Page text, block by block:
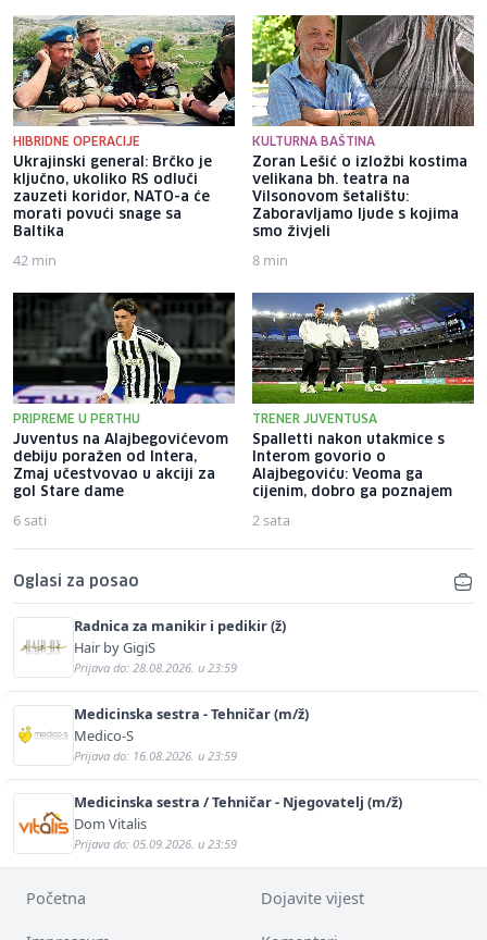
HIBRIDNE OPERACIJE
Ukrajinski general: Brčko je
ključno, ukoliko RS odluči
zauzeti koridor, NATO-a će
morati povući snage sa
Baltika
42 min
KULTURNA BAŠTINA
Zoran Lešić o izložbi kostima
velikana bh. teatra na
Vilsonovom šetalištu:
Zaboravljamo ljude s kojima
smo živjeli
8 min
PRIPREME U PERTHU
Juventus na Alajbegovićevom
debiju poražen od Intera,
Zmaj učestvovao u akciji za
gol Stare dame
6 sati
TRENER JUVENTUSA
Spalletti nakon utakmice s
Interom govorio o
Alajbegoviću: Veoma ga
cijenim, dobro ga poznajem
2 sata
Oglasi za posao
Radnica za manikir i pedikir (ž)
Hair by GigiS
Prijava do: 28.08.2026. u 23:59
Medicinska sestra - Tehničar (m/ž)
Medico-S
Prijava do: 16.08.2026. u 23:59
Medicinska sestra / Tehničar - Njegovatelj (m/ž)
Dom Vitalis
Prijava do: 05.09.2026. u 23:59
Početna Dojavite vijest